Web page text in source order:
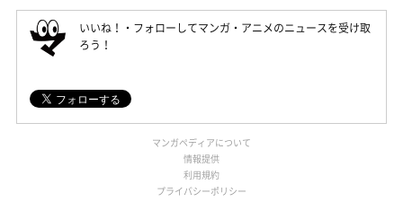
いいね！・フォローしてマンガ・アニメのニュースを受け取
ろう！
マンガペディアについて
情報提供
利用規約
プライバシーポリシー